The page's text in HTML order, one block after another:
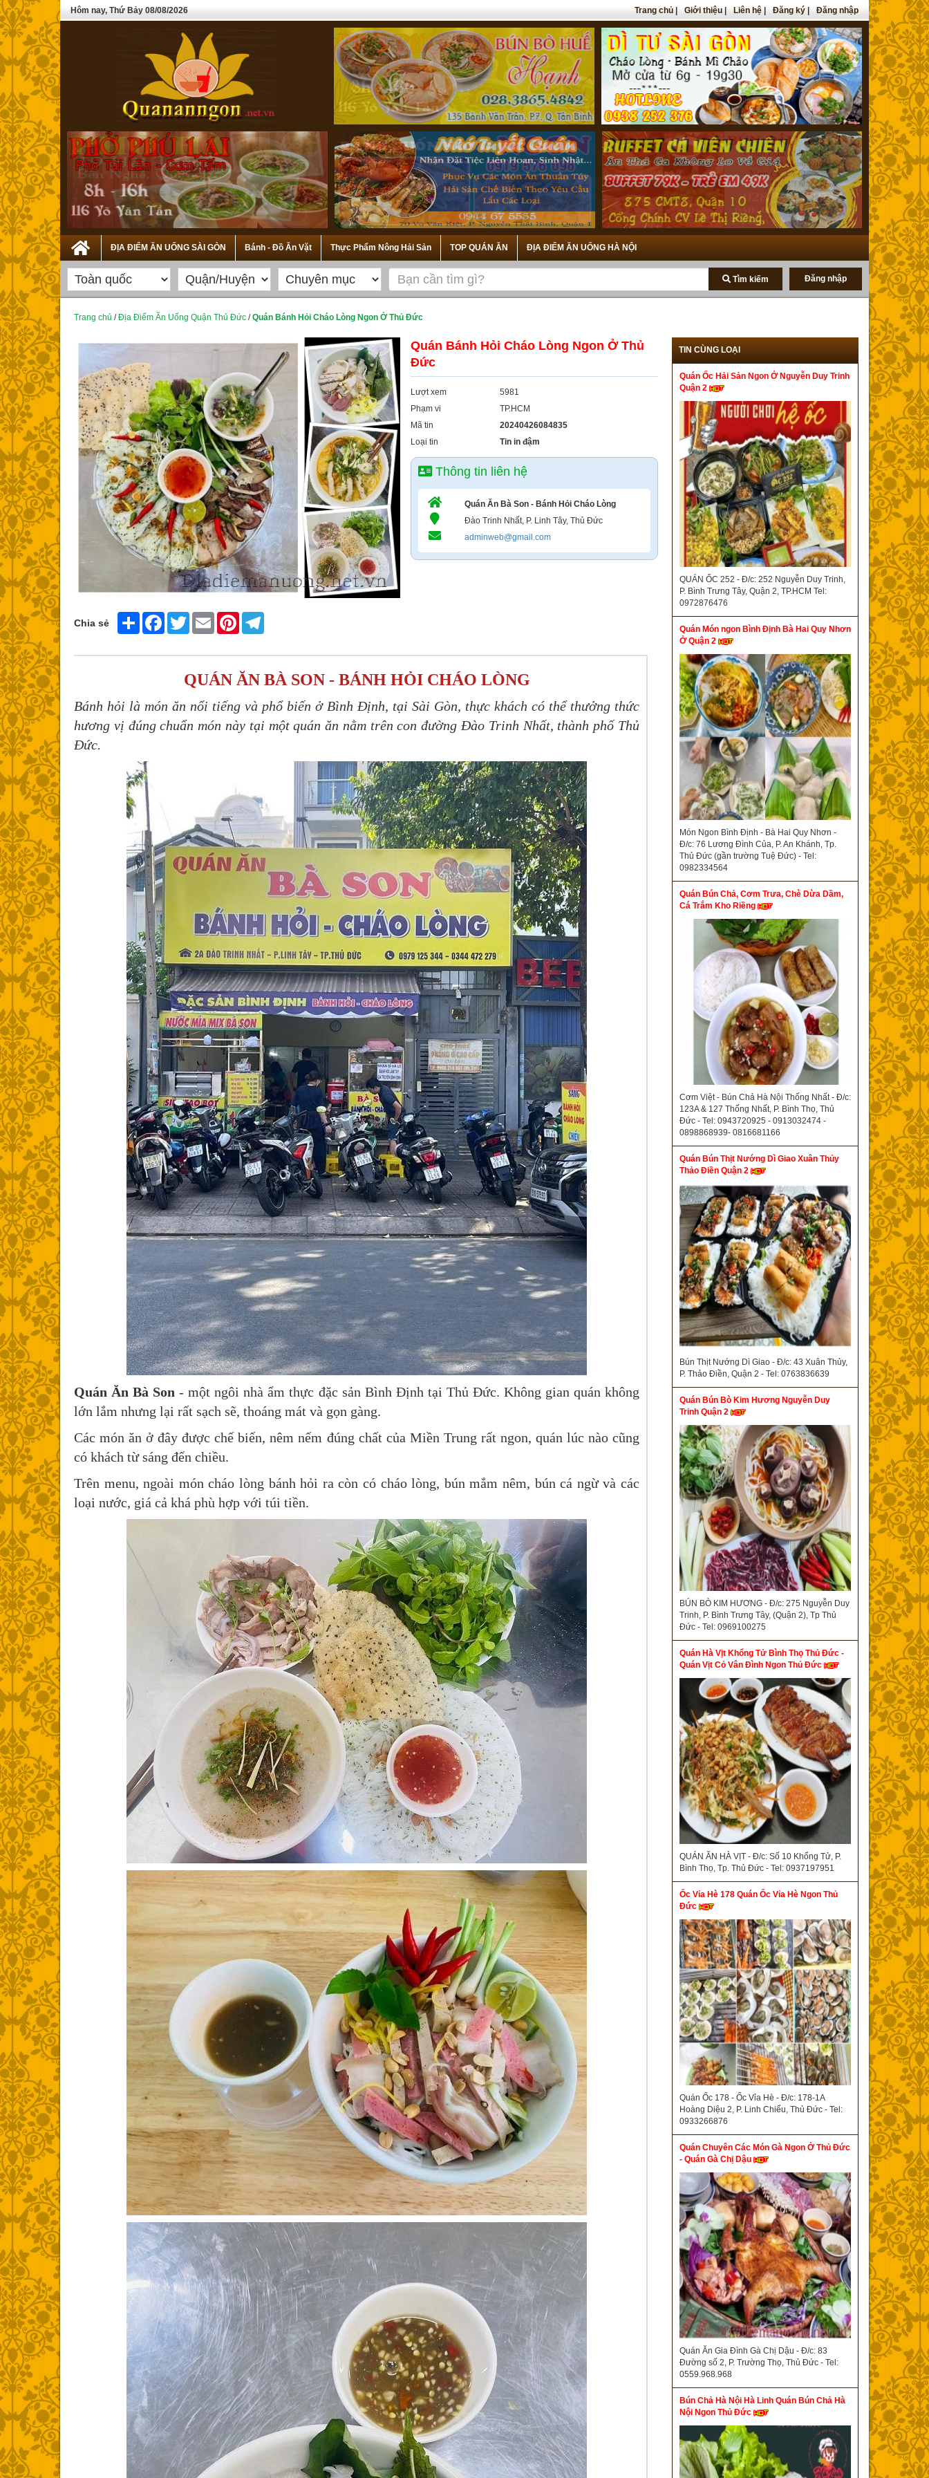
Hôm nay, Thứ Bảy 08/08/2026 Trang chủ Giới thiệu Liên hệ Đăng ký Đăng nhập
ĐỊA ĐIỂM ĂN UỐNG SÀI GÒN Bánh - Đồ Ăn Vặt Thực Phẩm Nông Hải Sản TOP QUÁN ĂN ĐỊA ĐIỂM ĂN UỐNG HÀ NỘI
Tìm kiếm Đăng nhập
Trang chủ /Địa Điểm Ăn Uống Quận Thủ Đức /Quán Bánh Hỏi Cháo Lòng Ngon Ở Thủ Đức
Chia sẻ Share FacebookTwitter Email Pinterest
Quán Bánh Hỏi Cháo Lòng Ngon Ở Thủ
Đức
Lượt xem
5981
Phạm vi
TP.HCM
Mã tin
20240426084835
Loại tin
Tin in đậm
Thông tin liên hệ
Quán Ăn Bà Son - Bánh Hỏi Cháo Lòng
Đào Trinh Nhất, P. Linh Tây, Thủ Đức
adminweb@gmail.com
QUÁN ĂN BÀ SON - BÁNH HỎI CHÁO LÒNG
Bánh hỏi là món ăn nổi tiếng và phổ biến ở Bình Định, tại Sài Gòn, thực khách có thể thưởng thức
hương vị đúng chuẩn món này tại một quán ăn nằm trên con đường Đào Trinh Nhất, thành phố Thủ
Đức.
Quán Ăn Bà Son - một ngôi nhà ẩm thực đặc sản Bình Định tại Thủ Đức. Không gian quán không
lớn lắm nhưng lại rất sạch sẽ, thoáng mát và gọn gàng.
Các món ăn ở đây được chế biến, nêm nếm đúng chất của Miền Trung rất ngon, quán lúc nào cũng
có khách từ sáng đến chiều.
Trên menu, ngoài món cháo lòng bánh hỏi ra còn có cháo lòng, bún mắm nêm, bún cá ngừ và các
loại nước, giá cả khá phù hợp với túi tiền.
TIN CÙNG LOẠI
Quán Ốc Hải Sản Ngon Ở Nguyễn Duy Trinh
Quận 2
QUÁN ỐC 252 - Đ/c: 252 Nguyễn Duy Trinh,
P. Bình Trưng Tây, Quận 2, TP.HCM Tel:
0972876476
Quán Món ngon Bình Định Bà Hai Quy Nhơn
Ở Quận 2
Món Ngon Bình Định - Bà Hai Quy Nhơn -
Đ/c: 76 Lương Đình Của, P. An Khánh, Tp.
Thủ Đức (gần trường Tuệ Đức) - Tel:
0982334564
Quán Bún Chả, Cơm Trưa, Chè Dừa Dầm,
Cá Trắm Kho Riềng
Cơm Việt - Bún Chả Hà Nội Thống Nhất - Đ/c:
123A & 127 Thống Nhất, P. Bình Thọ, Thủ
Đức - Tel: 0943720925 - 0913032474 -
0898868939- 0816681166
Quán Bún Thịt Nướng Dì Giao Xuân Thủy
Thảo Điền Quận 2
Bún Thịt Nướng Dì Giao - Đ/c: 43 Xuân Thủy,
P. Thảo Điền, Quận 2 - Tel: 0763836639
Quán Bún Bò Kim Hương Nguyễn Duy
Trinh Quận 2
BÚN BÒ KIM HƯƠNG - Đ/c: 275 Nguyễn Duy
Trinh, P. Bình Trưng Tây, (Quận 2), Tp Thủ
Đức - Tel: 0969100275
Quán Hà Vịt Khổng Tử Bình Thọ Thủ Đức -
Quán Vịt Cỏ Vân Đình Ngon Thủ Đức
QUÁN ĂN HÀ VỊT - Đ/c: Số 10 Khổng Tử, P.
Bình Thọ, Tp. Thủ Đức - Tel: 0937197951
Ốc Vỉa Hè 178 Quán Ốc Vỉa Hè Ngon Thủ
Đức
Quán Ốc 178 - Ốc Vỉa Hè - Đ/c: 178-1A
Hoàng Diệu 2, P. Linh Chiểu, Thủ Đức - Tel:
0933266876
Quán Chuyên Các Món Gà Ngon Ở Thủ Đức
- Quán Gà Chị Dậu
Quán Ăn Gia Đình Gà Chị Dậu - Đ/c: 83
Đường số 2, P. Trường Thọ, Thủ Đức - Tel:
0559.968.968
Bún Chả Hà Nội Hà Linh Quán Bún Chả Hà
Nội Ngon Thủ Đức